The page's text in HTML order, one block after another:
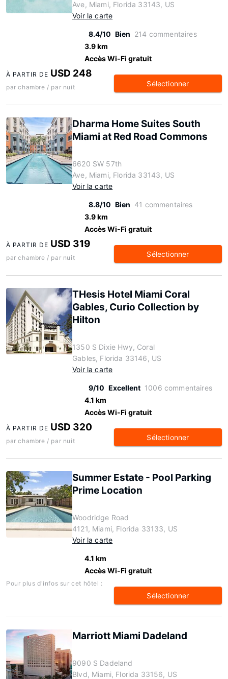
Ave, Miami, Florida 33143, US
Voir la carte
8.4/10 Bien 214 commentaires
3.9 km
Accès Wi-Fi gratuit
À PARTIR DE USD 248
par chambre / par nuit Sélectionner
Dharma Home Suites South
Miami at Red Road Commons
6620 SW 57th
Ave, Miami, Florida 33143, US
Voir la carte
8.8/10 Bien 41 commentaires
3.9 km
Accès Wi-Fi gratuit
À PARTIR DE USD 319
par chambre / par nuit Sélectionner
THesis Hotel Miami Coral
Gables, Curio Collection by
Hilton
1350 S Dixie Hwy, Coral
Gables, Florida 33146, US
Voir la carte
9/10 Excellent 1006 commentaires
4.1 km
Accès Wi-Fi gratuit
À PARTIR DE USD 320
par chambre / par nuit Sélectionner
Summer Estate - Pool Parking
Prime Location
Woodridge Road
4121, Miami, Florida 33133, US
Voir la carte
4.1 km
Accès Wi-Fi gratuit
Pour plus d'infos sur cet hôtel :
Sélectionner
Marriott Miami Dadeland
9090 S Dadeland
Blvd, Miami, Florida 33156, US